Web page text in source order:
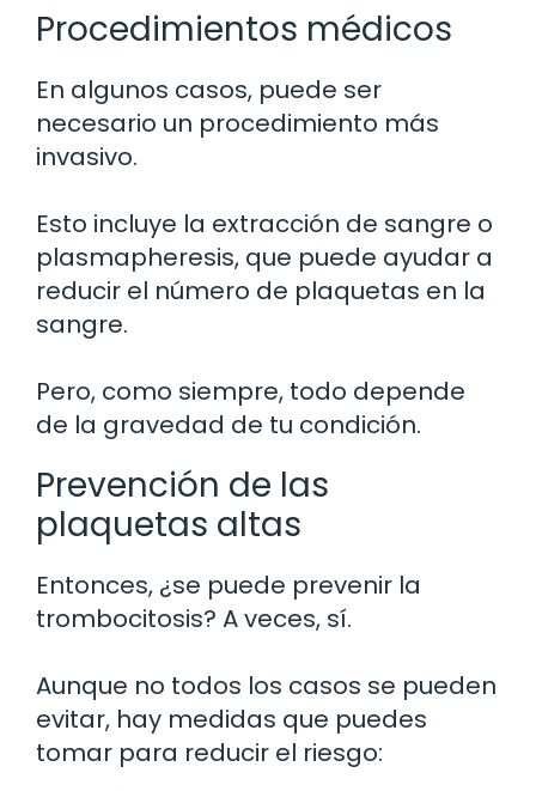
Procedimientos médicos
En algunos casos, puede ser
necesario un procedimiento más
invasivo.
Esto incluye la extracción de sangre o
plasmapheresis, que puede ayudar a
reducir el número de plaquetas en la
sangre.
Pero, como siempre, todo depende
de la gravedad de tu condición.
Prevención de las
plaquetas altas
Entonces, ¿se puede prevenir la
trombocitosis? A veces, sí.
Aunque no todos los casos se pueden
evitar, hay medidas que puedes
tomar para reducir el riesgo: